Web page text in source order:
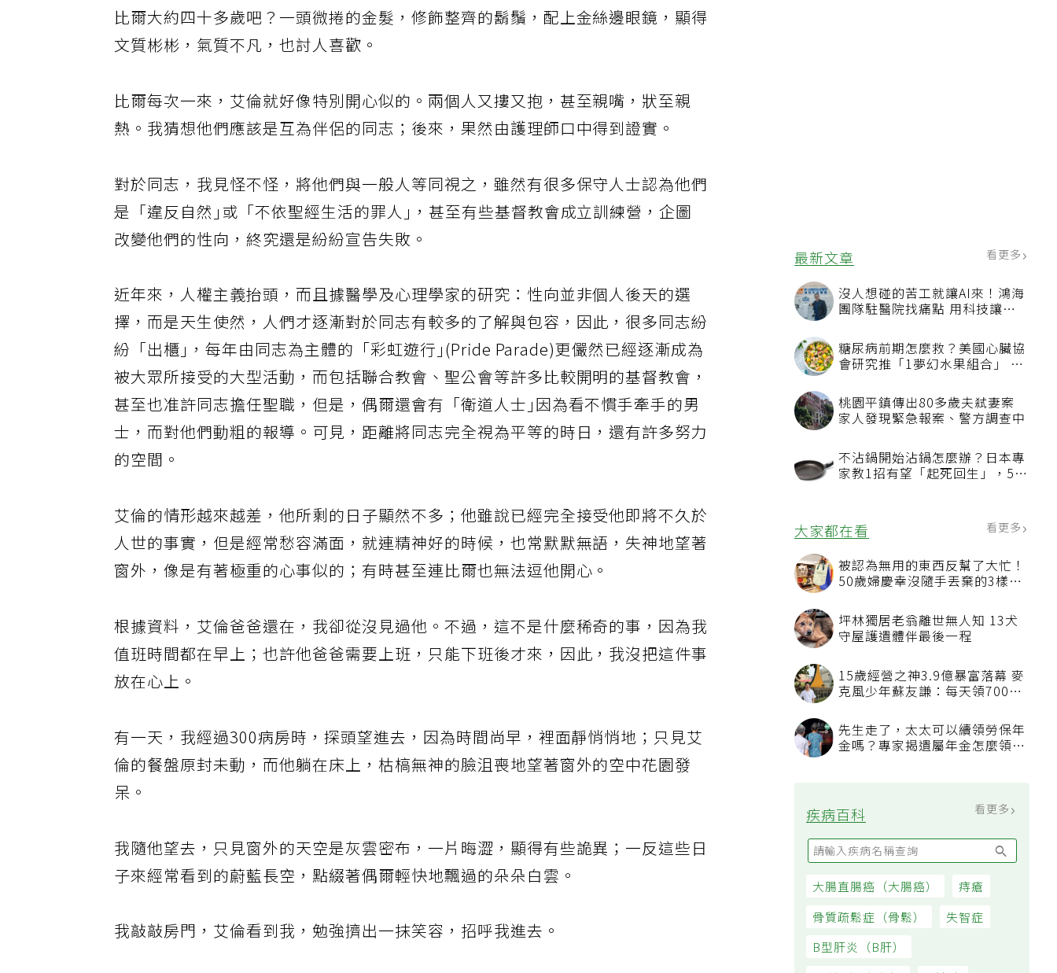
最新文章 看更多
沒人想碰的苦工就讓AI來！鴻海
團隊駐醫院找痛點 用科技讓醫
糖尿病前期怎麼救？美國心臟協
會研究推「1夢幻水果組合」 酪
桃園平鎮傳出80多歲夫弒妻案
家人發現緊急報案、警方調查中
不沾鍋開始沾鍋怎麼辦？日本專
家教1招有望「起死回生」，5情
大家都在看
被認為無用的東西反幫了大忙！
50歲婦慶幸沒隨手丟棄的3樣物
坪林獨居老翁離世無人知 13犬
守屋護遺體伴最後一程
15歲經營之神3.9億暴富落幕 麥
克風少年蘇友謙：每天領700元
過日子
先生走了，太太可以續領勞保年
疾病百科
比爾大約四十多歲吧？一頭微捲的金髮，修飾整齊的鬍鬚，配上金絲邊眼鏡，顯得
文質彬彬，氣質不凡，也討人喜歡。
比爾每次一來，艾倫就好像特別開心似的。兩個人又摟又抱，甚至親嘴，狀至親
熱。我猜想他們應該是互為伴侶的同志；後來，果然由護理師口中得到證實。
對於同志，我見怪不怪，將他們與一般人等同視之，雖然有很多保守人士認為他們
是「違反自然｣或「不依聖經生活的罪人｣，甚至有些基督教會成立訓練營，企圖
改變他們的性向，終究還是紛紛宣告失敗。
近年來，人權主義抬頭，而且據醫學及心理學家的研究：性向並非個人後天的選
擇，而是天生使然，人們才逐漸對於同志有較多的了解與包容，因此，很多同志紛
紛「出櫃｣，每年由同志為主體的「彩虹遊行｣(Pride Parade)更儼然已經逐漸成為
被大眾所接受的大型活動，而包括聯合教會、聖公會等許多比較開明的基督教會，
甚至也准許同志擔任聖職，但是，偶爾還會有「衛道人士｣因為看不慣手牽手的男
士，而對他們動粗的報導。可見，距離將同志完全視為平等的時日，還有許多努力
的空間。
艾倫的情形越來越差，他所剩的日子顯然不多；他雖說已經完全接受他即將不久於
人世的事實，但是經常愁容滿面，就連精神好的時候，也常默默無語，失神地望著
窗外，像是有著極重的心事似的；有時甚至連比爾也無法逗他開心。
根據資料，艾倫爸爸還在，我卻從沒見過他。不過，這不是什麼稀奇的事，因為我
值班時間都在早上；也許他爸爸需要上班，只能下班後才來，因此，我沒把這件事
放在心上。
有一天，我經過300病房時，探頭望進去，因為時間尚早，裡面靜悄悄地；只見艾
倫的餐盤原封未動，而他躺在床上，枯槁無神的臉沮喪地望著窗外的空中花園發
呆。
我隨他望去，只見窗外的天空是灰雲密布，一片晦澀，顯得有些詭異；一反這些日
子來經常看到的蔚藍長空，點綴著偶爾輕快地飄過的朵朵白雲。
我敲敲房門，艾倫看到我，勉強擠出一抹笑容，招呼我進去。